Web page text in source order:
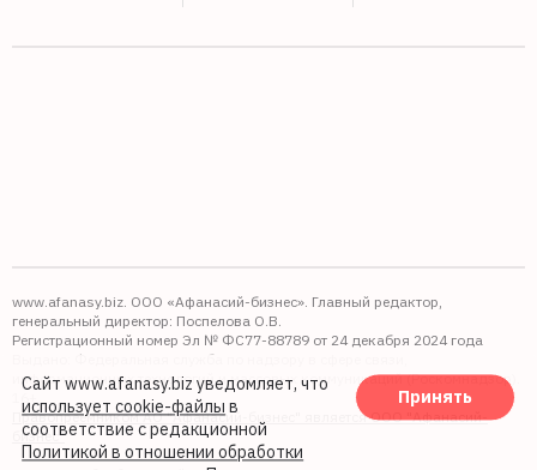
www.afanasy.biz. ООО «Афанасий-бизнес». Главный редактор,
генеральный директор: Поспелова О.В.
Регистрационный номер Эл № ФС77-88789 от 24 декабря 2024 года
Выдано: Федеральная служба по надзору в сфере связи,
информационных технологий и массовых коммуникаций (Роскомнадзор).
Правопреемником АО "Афанасий-бизнес" является ООО "Афанасий-
бизнес"
Сайт www.afanasy.biz уведомляет, что
использует cookie-файлы в
соответствие с редакционной
Политикой в отношении обработки
Принять